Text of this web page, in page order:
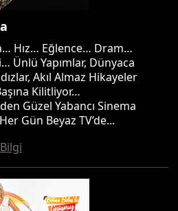
Hız… Eğlence… Dram…
Ünlü Yapımlar, Dünyaca
Akıl Almaz Hikayeler
Kilitliyor…
Güzel Yabancı Sinema
Gün Beyaz TV’de...